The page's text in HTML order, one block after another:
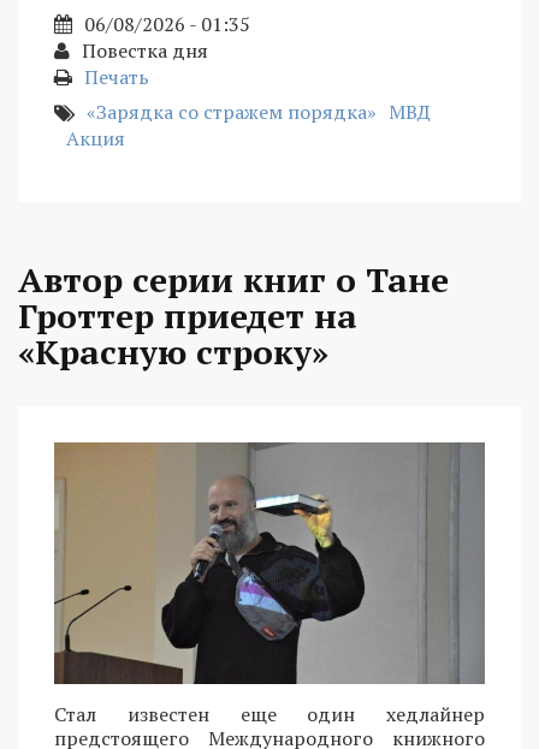
06/08/2026 - 01:35
Повестка дня
Печать
«Зарядка со стражем порядка» МВД
Акция
Автор серии книг о Тане
Гроттер приедет на
«Красную строку»
Стал известен еще один хедлайнер
предстоящего Международного книжного